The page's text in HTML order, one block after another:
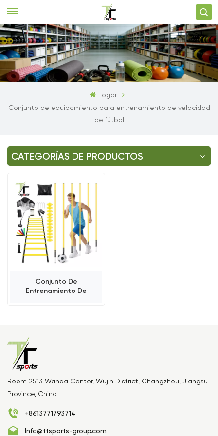
Hogar
Conjunto de equipamiento para entrenamiento de velocidad
de fútbol
CATEGORÍAS DE PRODUCTOS
Conjunto De
Entrenamiento De
Room 2513 Wanda Center, Wujin District, Changzhou, Jiangsu
Province, China
+8613771793714
Info@ttsports-group.com